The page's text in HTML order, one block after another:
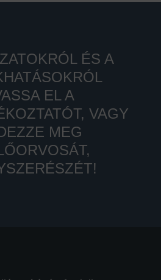
ÉS A
EL A
VAGY
MEG